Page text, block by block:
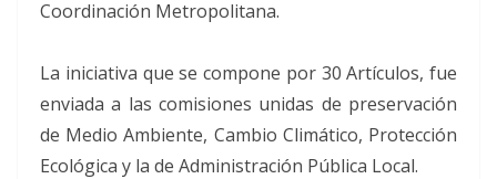
Coordinación Metropolitana.
La iniciativa que se compone por 30 Artículos, fue
enviada a las comisiones unidas de preservación
de Medio Ambiente, Cambio Climático, Protección
Ecológica y la de Administración Pública Local.